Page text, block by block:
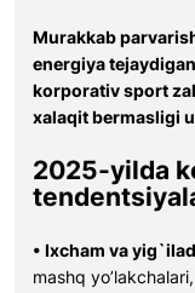
Murakkab
energiya
korporativ sport
xalaqit bermasligi
2025-yilda
• Ixcham va
mashq